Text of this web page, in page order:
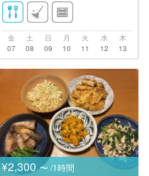
金
07
土
08
日
09
月
10
火
11
水
12
木
13
¥2,300 〜 /1時間